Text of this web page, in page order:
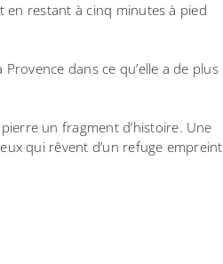
en restant à cinq minutes à pied
dans ce qu’elle a de plus
un fragment d’histoire. Une
qui rêvent d’un refuge empreint